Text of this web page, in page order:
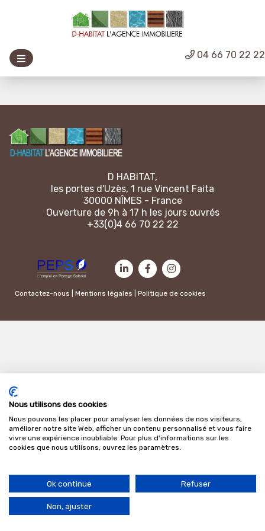
04 66 70 22 22
D HABITAT,
les portes d'Uzès, 1 rue Vincent Faita
30000 NÎMES - France
Ouverture de 9h à 17 h les jours ouvrés
+33(0)4 66 70 22 22
Contactez-nous |Mentions légales |Politique de cookies
Nous utilisons des cookies
Nous pouvons les placer pour analyser les données de nos visiteurs,
améliorer notre site Web, afficher un contenu personnalisé et vous faire
vivre une expérience inoubliable. Pour plus d'informations sur les
cookies que nous utilisons, ouvrez les paramètres.
Ok continue Refuser
Non, ajuster